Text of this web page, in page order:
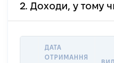
2. Доходи, у тому
ДАТА
ОТРИМАННЯ